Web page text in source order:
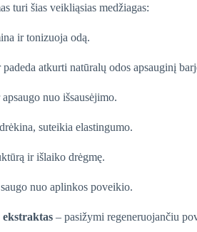
turi šias veikliąsias medžiagas:
ir tonizuoja odą.
atkurti natūralų odos apsauginį
nuo išsausėjimo.
suteikia elastingumo.
ir išlaiko drėgmę.
nuo aplinkos poveikio.
ekstraktas – pasižymi regeneruojančiu